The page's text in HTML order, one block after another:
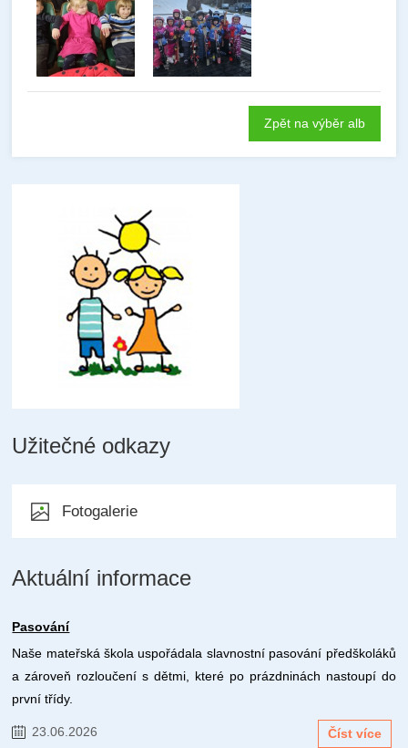
Zpět na výběr alb
Užitečné odkazy
Fotogalerie
Aktuální informace
Pasování
Naše mateřská škola uspořádala slavnostní pasování předškoláků
a zároveň rozloučení s dětmi, které po prázdninách nastoupí do
první třídy.
23.06.2026 Číst více